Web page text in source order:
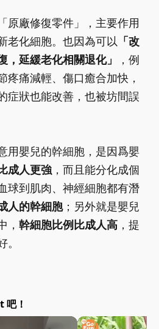
原廠修復零件」，主要作用
老化細胞。也因為可以 「改
，延緩老化相關退化」
，例
疼痛減輕、傷口癒合加快，
症狀也能改善，也被坊間誤
用嬰兒的幹細胞，是因爲嬰
成人更強 ，而且能分化成個
球到肌肉、神經細胞都有潛
人的幹細胞；另外就是嬰兒
， 幹細胞比例比成人高 ，提
吧！